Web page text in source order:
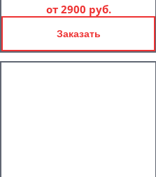
от 2900 руб.
Заказать